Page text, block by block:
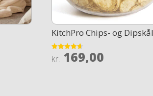
KitchPro Chips- og Dipskål
Rated
4.6
kr. 169,00